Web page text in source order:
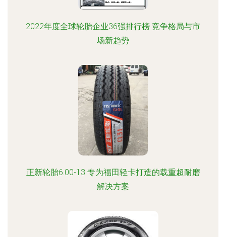
2022年度全球轮胎企业36强排行榜 竞争格局与市
场新趋势
正新轮胎6.00-13 专为福田轻卡打造的载重超耐磨
解决方案